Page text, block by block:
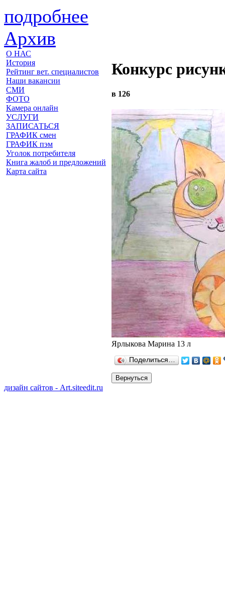
подробнее
Архив
О НАС
История
Рейтинг вет. специалистов
Наши вакансии
СМИ
ФОТО
Камера онлайн
УСЛУГИ
ЗАПИСАТЬСЯ
ГРАФИК смен
ГРАФИК пэм
Уголок потребителя
Книга жалоб и предложений
Карта сайта
Конкурс
в 126
Ярлыкова Марина 13 л
Поделиться…
дизайн сайтов - Art.siteedit.ru